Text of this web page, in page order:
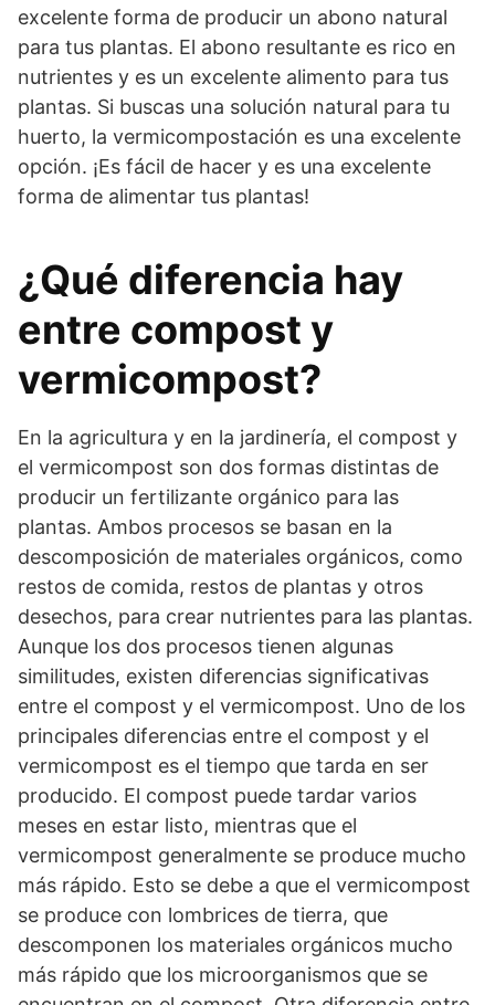
excelente forma de producir un abono natural
para tus plantas. El abono resultante es rico en
nutrientes y es un excelente alimento para tus
plantas. Si buscas una solución natural para tu
huerto, la vermicompostación es una excelente
opción. ¡Es fácil de hacer y es una excelente
forma de alimentar tus plantas!
¿Qué diferencia hay
entre compost y
vermicompost?
En la agricultura y en la jardinería, el compost y
el vermicompost son dos formas distintas de
producir un fertilizante orgánico para las
plantas. Ambos procesos se basan en la
descomposición de materiales orgánicos, como
restos de comida, restos de plantas y otros
desechos, para crear nutrientes para las plantas.
Aunque los dos procesos tienen algunas
similitudes, existen diferencias significativas
entre el compost y el vermicompost. Uno de los
principales diferencias entre el compost y el
vermicompost es el tiempo que tarda en ser
producido. El compost puede tardar varios
meses en estar listo, mientras que el
vermicompost generalmente se produce mucho
más rápido. Esto se debe a que el vermicompost
se produce con lombrices de tierra, que
descomponen los materiales orgánicos mucho
más rápido que los microorganismos que se